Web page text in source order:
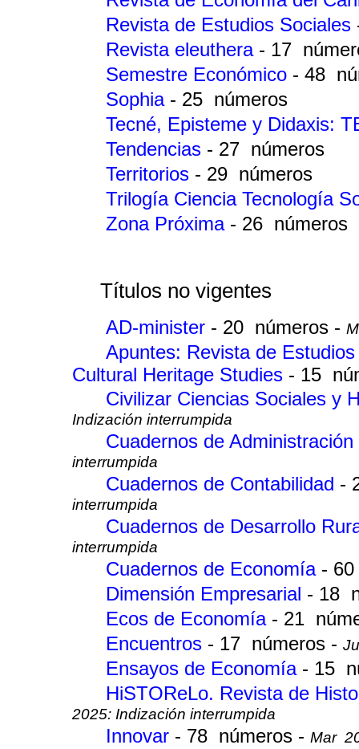
Revista de Estudios Sociales
Revista eleuthera - 17
Semestre Económico - 48
Sophia - 25 números
Tecné, Episteme y Didaxis:
Tendencias - 27 números
Territorios - 29 números
Trilogía Ciencia Tecnología
Zona Próxima - 26 números
Títulos no vigentes
AD-minister - 20 números -
Apuntes: Revista de
Cultural Heritage Studies - 15
Civilizar Ciencias Sociales y
Indización interrumpida
Cuadernos de Administración
interrumpida
Cuadernos de Contabilidad -
interrumpida
Cuadernos de Desarrollo
interrumpida
Cuadernos de Economía -
Dimensión Empresarial - 18
Ecos de Economía - 21
Encuentros - 17 números -
Ensayos de Economía - 15
HiSTOReLo. Revista de
2025: Indización interrumpida
Innovar - 78 números - Mar